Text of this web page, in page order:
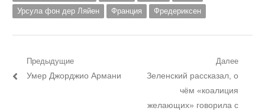
Урсула фон дер Ляйен
Франция Фредериксен
Навигация
Предыдущие
Предыдущий
Умер Джорджио Армани
Далее
Следующий
Зеленский рассказал, о
чём «коалиция
желающих» говорила с